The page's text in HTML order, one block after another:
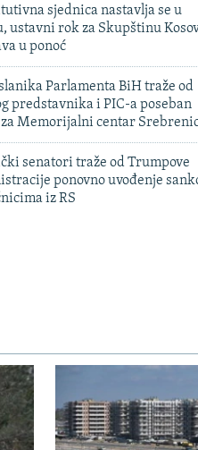
sjednica nastavlja se u
ustavni rok za Skupštinu
u ponoć
Parlamenta BiH traže od
predstavnika i PIC-a poseban
Memorijalni centar
senatori traže od Trumpove
ponovno uvođenje
iz RS